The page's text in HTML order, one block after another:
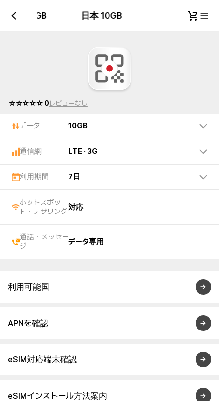
日本 10GB 日本 10GB
☆☆☆☆☆ 0レビューなし
データ 10GB
通信網 LTE · 3G
利用期間 7日
ホットスポッ
ト・テザリング
対応
通話・メッセー
ジ
データ専用
利用可能国
APNを確認
eSIM対応端末確認
eSIMインストール方法案内